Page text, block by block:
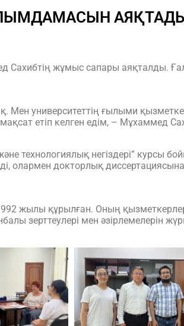
Сахибтің жұмыс сапары аяқталды.
Мен университеттің ғылыми
етіп келген едім, – Мұхаммед
технологиялық негіздері” курсы
олармен докторлық диссертациясына
жылы құрылған. Оның
зерттеулері мен әзірлемелерін